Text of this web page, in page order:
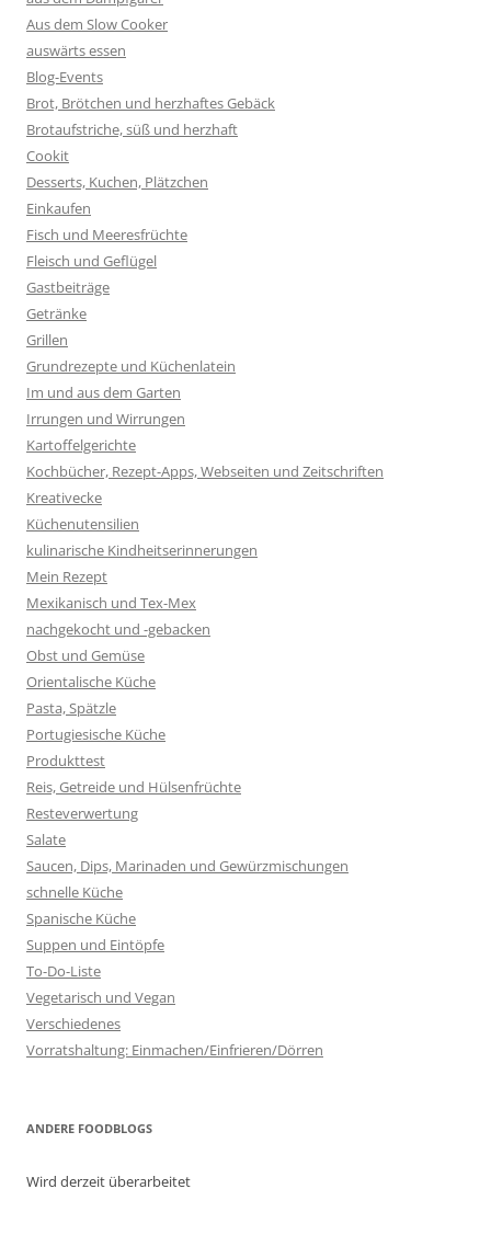
Aus dem Slow Cooker
auswärts essen
Blog-Events
Brot, Brötchen und herzhaftes Gebäck
Brotaufstriche, süß und herzhaft
Cookit
Desserts, Kuchen, Plätzchen
Einkaufen
Fisch und Meeresfrüchte
Fleisch und Geflügel
Gastbeiträge
Getränke
Grillen
Grundrezepte und Küchenlatein
Im und aus dem Garten
Irrungen und Wirrungen
Kartoffelgerichte
Kochbücher, Rezept-Apps, Webseiten und Zeitschriften
Kreativecke
Küchenutensilien
kulinarische Kindheitserinnerungen
Mein Rezept
Mexikanisch und Tex-Mex
nachgekocht und -gebacken
Obst und Gemüse
Orientalische Küche
Pasta, Spätzle
Portugiesische Küche
Produkttest
Reis, Getreide und Hülsenfrüchte
Resteverwertung
Salate
Saucen, Dips, Marinaden und Gewürzmischungen
schnelle Küche
Spanische Küche
Suppen und Eintöpfe
To-Do-Liste
Vegetarisch und Vegan
Verschiedenes
Vorratshaltung: Einmachen/Einfrieren/Dörren
ANDERE FOODBLOGS
Wird derzeit überarbeitet